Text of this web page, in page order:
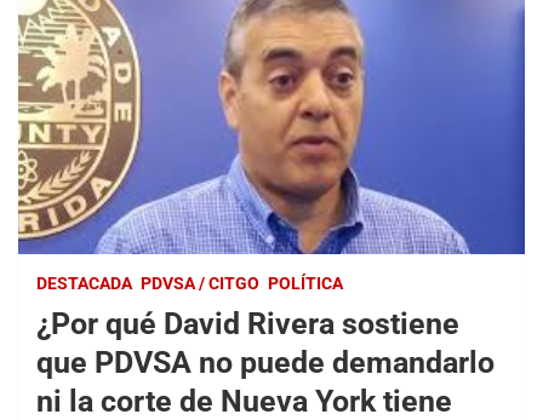
DESTACADA PDVSA / CITGO POLÍTICA
¿Por qué David Rivera sostiene
que PDVSA no puede demandarlo
ni la corte de Nueva York tiene